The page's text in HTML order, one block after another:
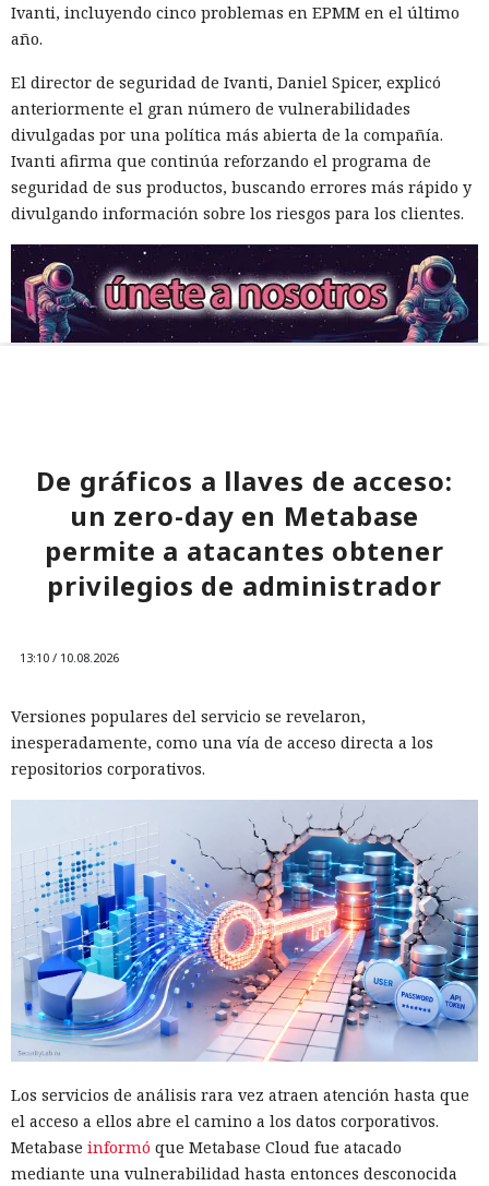
Ivanti, incluyendo cinco problemas en EPMM en el último
año.
El director de seguridad de Ivanti, Daniel Spicer, explicó
anteriormente el gran número de vulnerabilidades
divulgadas por una política más abierta de la compañía.
Ivanti afirma que continúa reforzando el programa de
seguridad de sus productos, buscando errores más rápido y
divulgando información sobre los riesgos para los clientes.
De gráficos a llaves de acceso:
un zero-day en Metabase
permite a atacantes obtener
privilegios de administrador
13:10 / 10.08.2026
Versiones populares del servicio se revelaron,
inesperadamente, como una vía de acceso directa a los
repositorios corporativos.
Los servicios de análisis rara vez atraen atención hasta que
el acceso a ellos abre el camino a los datos corporativos.
Metabase informó que Metabase Cloud fue atacado
mediante una vulnerabilidad hasta entonces desconocida